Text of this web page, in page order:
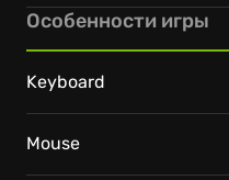
Особенности игры
Keyboard
Mouse